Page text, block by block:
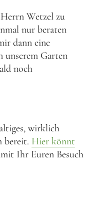
Wetzel zu
nur beraten
dann eine
unserem Garten
noch
wirklich
bereit. Hier könnt
Ihr Euren Besuch